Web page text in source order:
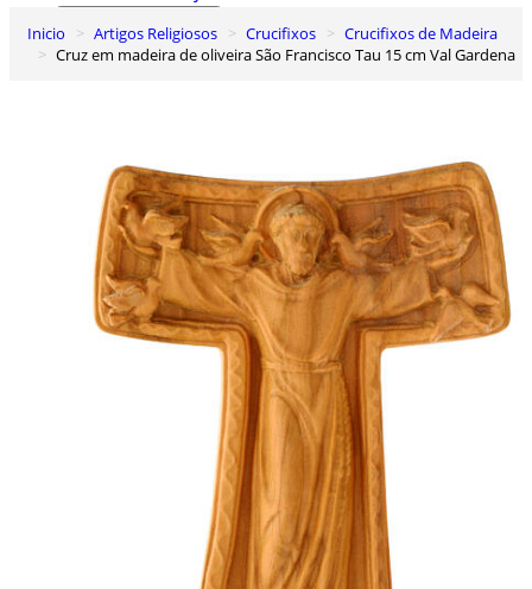
0
Carrinho de Compras
Inicio Artigos Religiosos Crucifixos
Crucifixos de Madeira
Cruz em madeira de oliveira São Francisco Tau 15 cm Val Gardena